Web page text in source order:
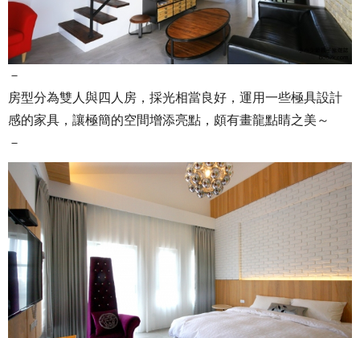
－
房型分為雙人與四人房，採光相當良好，運用一些極具設計
感的家具，讓極簡的空間增添亮點，頗有畫龍點睛之美～
－